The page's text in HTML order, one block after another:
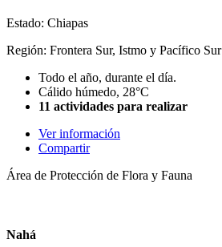
Estado: Chiapas
Región: Frontera Sur, Istmo y Pacífico Sur
Todo el año, durante el día.
Cálido húmedo, 28°C
11 actividades para realizar
Ver información
Compartir
Área de Protección de Flora y Fauna
Nahá